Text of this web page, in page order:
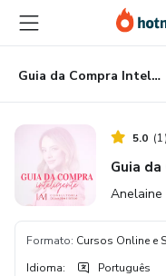
para
conteúdo
principal
para
pagamento
para
rodapé
Guia da Compra Inteligente!
5.0 (1)
Guia
Anelaine
Formato: Cursos Online e
Idioma: Português